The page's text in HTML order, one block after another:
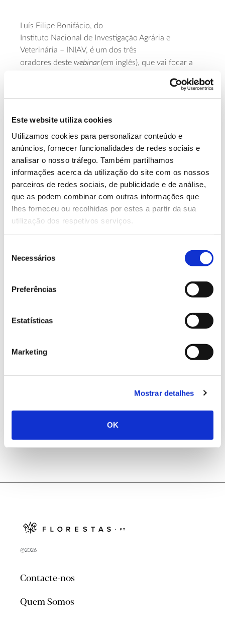
Este website utiliza cookies
Utilizamos cookies para personalizar conteúdo e
anúncios, fornecer funcionalidades de redes sociais e
analisar o nosso tráfego. Também partilhamos
informações acerca da utilização do site com os nossos
parceiros de redes sociais, de publicidade e de análise,
que as podem combinar com outras informações que
lhes forneceu ou recolhidas por estes a partir da sua
utilização dos respetivos serviços.
Necessários
Preferências
Estatísticas
Marketing
Mostrar detalhes
OK
Luís Filipe Bonifácio, do
Instituto Nacional de Investigação Agrária e
Veterinária – INIAV, é um dos três
oradores deste webinar (em inglês), que vai focar a
gestão e modelação de uma das principais ameaças
que se colocam à espécie em Portugal, Espanha e
“Let’stalkaboutplantedforest
e,para acompanhar,é necessário registo prévio.
Saiba mais
13.07.2026
Genoma do priolo e de outras espécies em risco:
conhecer para conservar
cidadãos chamados a ajudar
Natureza e florestas procuram jovens voluntários
@2026
Contacte-nos
Quem Somos